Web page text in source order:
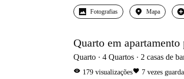
Fotografias Mapa
Quarto em
Quarto 4 Quartos 2 casas de
visibility 179 visualizaçõesfavorite 7 vezes